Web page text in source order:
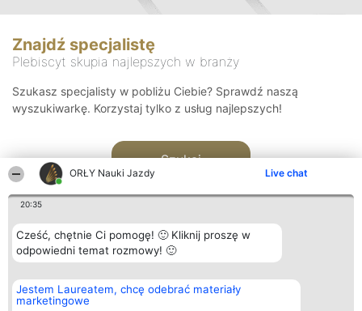
ORŁY Nauki Jazdy Live chat
20:35
Cześć, chętnie Ci pomogę! 🙂 Kliknij proszę w
odpowiedni temat rozmowy! 🙂
Jestem Laureatem, chcę odebrać materiały
marketingowe
Znajdź specjalistę
Plebiscyt skupia najlepszych w branży
Szukasz specjalisty w pobliżu Ciebie? Sprawdź naszą
wyszukiwarkę. Korzystaj tylko z usług najlepszych!
Szukaj
Organizator plebiscytu
Bright Side Solutions sp. z o.
o. sp. k.
Plebiscyt
Laureaci
Kontakt
Kontakt